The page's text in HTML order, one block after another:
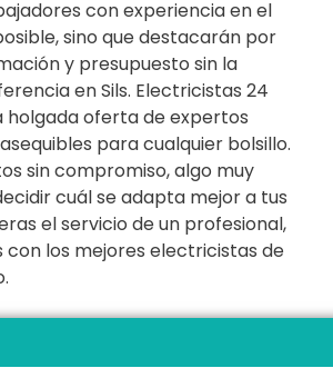
con experiencia en el
sino que destacarán por
y presupuesto sin la
en Sils. Electricistas 24
holgada oferta de expertos
para cualquier bolsillo.
sin compromiso, algo muy
cuál se adapta mejor a tus
el servicio de un profesional,
los mejores electricistas de